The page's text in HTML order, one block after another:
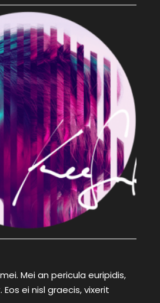
Mei an pericula euripidis,
ei nisl graecis, vixerit